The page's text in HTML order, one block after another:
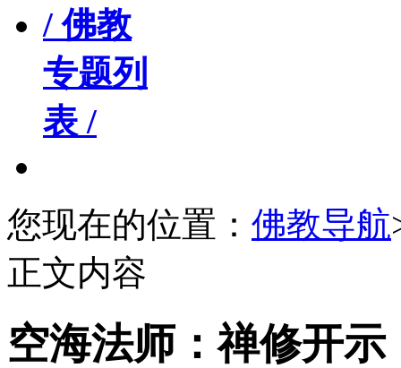
/ 佛教
专题列
表 /
您现在的位置： 佛教导航
正文内容
空海法师：禅修开示